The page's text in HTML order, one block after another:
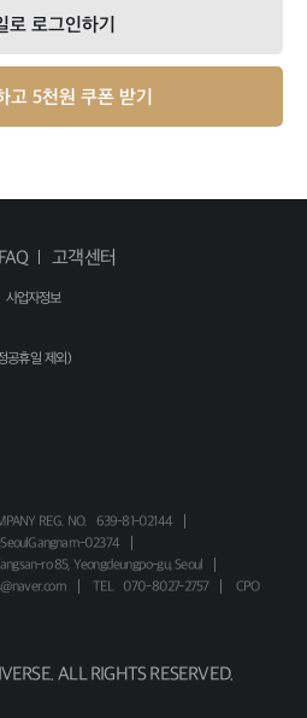
로 로그인하기
고 5천원 쿠폰 받기
FAQ 고객센터
사업자정보
공휴일 제외)
REG. NO.
639-81-02144
02374
ro 85, Yeongdeungpo-gu, Seoul
TEL 070-8027-2757
CPO
ALL RIGHTS RESERVED.